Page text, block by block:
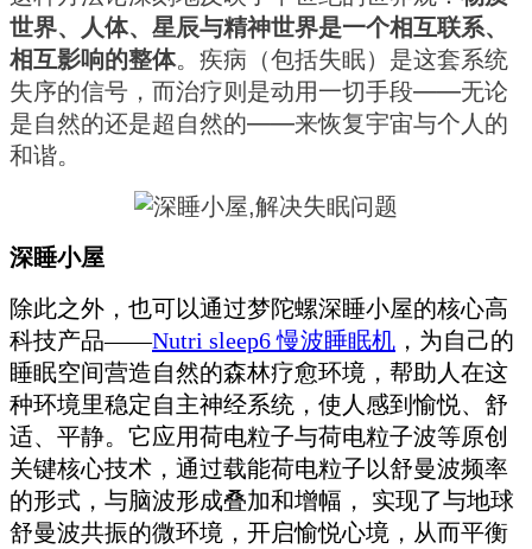
世界、人体、星辰与精神世界是一个相互联系、
相互影响的整体。疾病（包括失眠）是这套系统
失序的信号，而治疗则是动用一切手段——无论
是自然的还是超自然的——来恢复宇宙与个人的
和谐。
深睡小屋
除此之外，也可以通过梦陀螺深睡小屋的核心高
科技产品——Nutri sleep6 慢波睡眠机 ，为自己的
睡眠空间营造自然的森林疗愈环境，帮助人在这
种环境里稳定自主神经系统，使人感到愉悦、舒
适、平静。它应用荷电粒子与荷电粒子波等原创
关键核心技术，通过载能荷电粒子以舒曼波频率
的形式，与脑波形成叠加和增幅， 实现了与地球
舒曼波共振的微环境，开启愉悦心境，从而平衡